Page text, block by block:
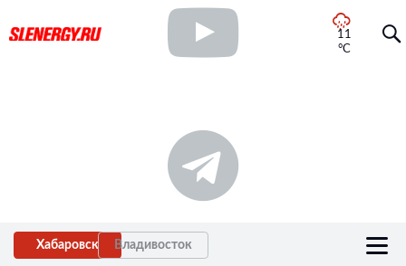
11
°C
Хабаровск Владивосток